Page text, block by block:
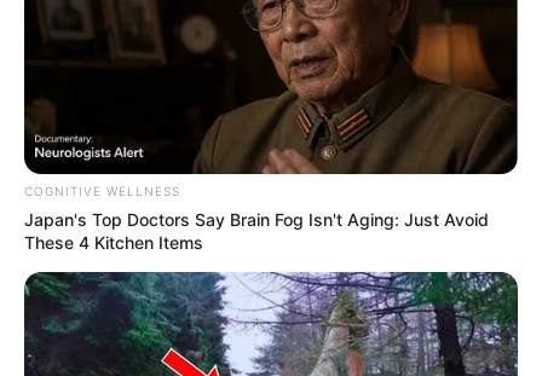
COGNITIVE WELLNESS
Japan's Top Doctors Say Bra​in Fo​g Isn't Aging: Just Avoid
These 4 Kitchen Items